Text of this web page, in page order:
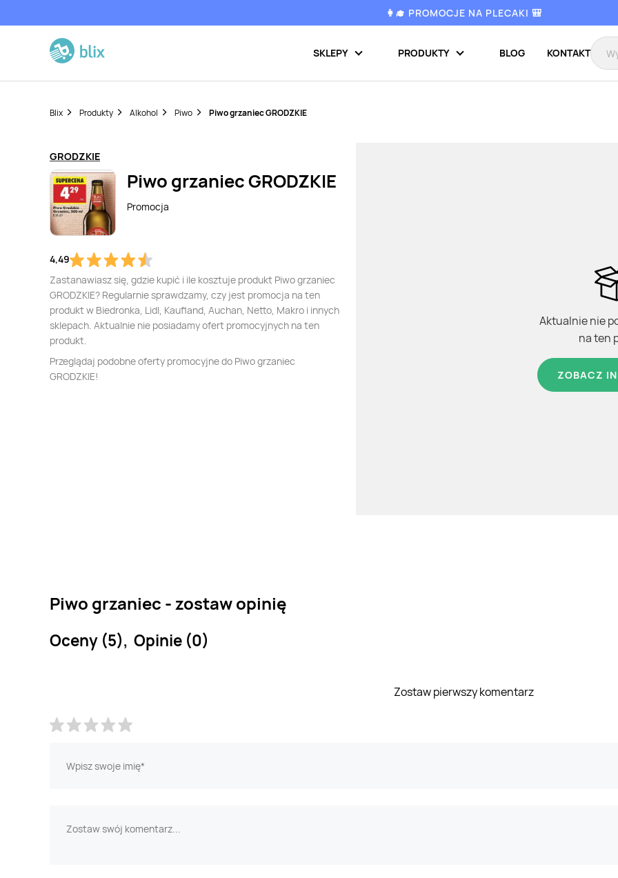
👩‍🎓 PROMOCJE NA PLECAKI 🎒
SKLEPY PRODUKTY BLOG KONTAKT
Blix Produkty Alkohol Piwo Piwo grzaniec GRODZKIE
GRODZKIE
Piwo grzaniec GRODZKIE
Promocja
4,49
Zastanawiasz się, gdzie kupić i ile kosztuje produkt Piwo grzaniec
GRODZKIE? Regularnie sprawdzamy, czy jest promocja na ten
produkt w Biedronka, Lidl, Kaufland, Auchan, Netto, Makro i innych
sklepach. Aktualnie nie posiadamy ofert promocyjnych na ten
produkt.
Przeglądaj podobne oferty promocyjne do Piwo grzaniec
GRODZKIE!
Aktualnie nie
na ten
ZOBACZ
Piwo grzaniec - zostaw opinię
Oceny (5), Opinie (0)
Zostaw pierwszy komentarz